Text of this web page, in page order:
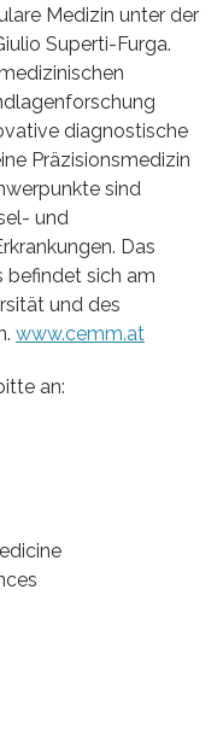
Medizin unter der
Superti-Furga.
diagnostische
Präzisionsmedizin
sind
und
Das
befindet sich am
und des
www.cemm.at
an: